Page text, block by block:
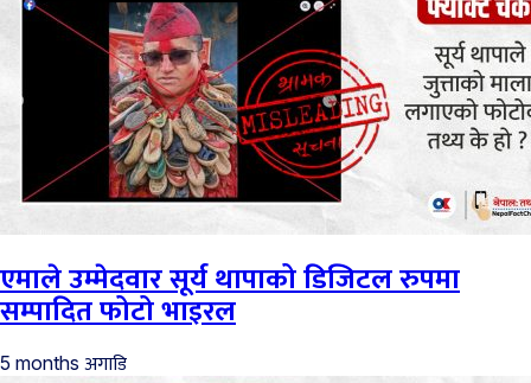
एमाले उम्मेदवार सूर्य थापाको डिजिटल रुपमा
सम्पादित फोटो भाइरल
5 months अगाडि